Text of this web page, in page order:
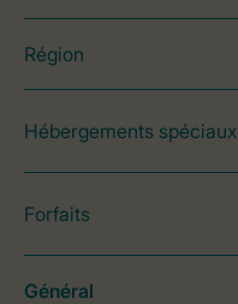
Région
Hébergements spéciaux
Forfaits
Général